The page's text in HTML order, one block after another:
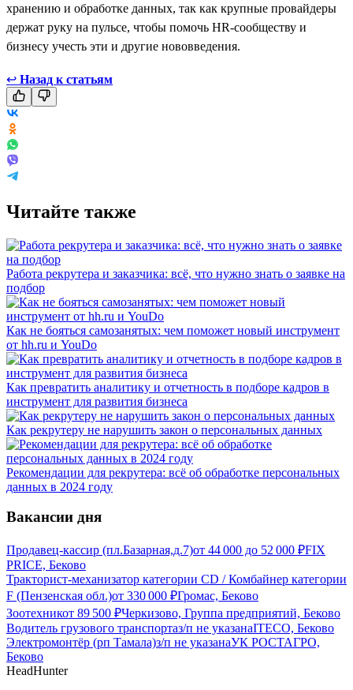
хранению и обработке данных, так как крупные провайдеры
держат руку на пульсе, чтобы помочь HR-сообществу и
бизнесу учесть эти и другие нововведения.
↩ Назад к статьям
Читайте также
Работа рекрутера и заказчика: всё, что нужно знать о заявке на
подбор
Как не бояться самозанятых: чем поможет новый инструмент
от hh.ru и YouDo
Как превратить аналитику и отчетность в подборе кадров в
инструмент для развития бизнеса
Как рекрутеру не нарушить закон о персональных данных
Рекомендации для рекрутера: всё об обработке персональных
данных в 2024 году
Вакансии дня
Продавец-кассир (пл.Базарная,д.7)от 44 000 до 52 000 ₽FIX
PRICE, Беково
Тракторист-механизатор категории CD / Комбайнер категории
F (Пензенская обл.)от 330 000 ₽Громас, Беково
Зоотехникот 89 500 ₽Черкизово, Группа предприятий, Беково
Водитель грузового транспортаз/п не указанаITECO, Беково
Электромонтёр (рп Тамала)з/п не указанаУК РОСТАГРО,
Беково
HeadHunter